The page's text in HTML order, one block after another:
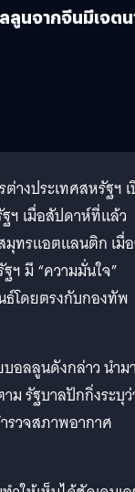
ลูนจากจีนมีเจตน
ต่างประเทศสหรัฐฯ
ฯ เมื่อสัปดาห์ที่แล้ว
มุทรแอตแลนติก เมื่
ฯ มี “ความมั่นใจ”
โดยตรงกับกองทัพ
อลลูนดังกล่าว นำม
ม รัฐบาลปักกิ่งระบุ
รวจสภาพอากาศ